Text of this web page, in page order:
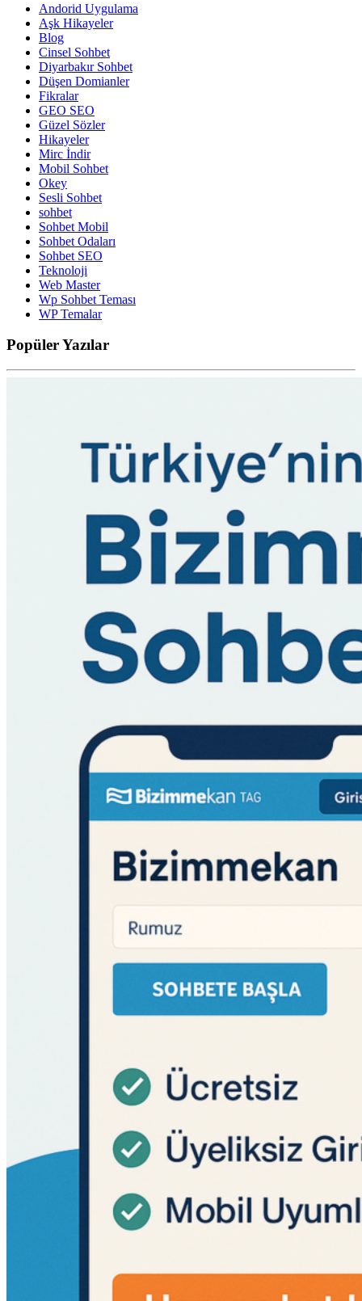
Andorid Uygulama
Aşk Hikayeler
Blog
Cinsel Sohbet
Diyarbakır Sohbet
Düşen Domianler
Fikralar
GEO SEO
Güzel Sözler
Hikayeler
Mirc İndir
Mobil Sohbet
Okey
Sesli Sohbet
sohbet
Sohbet Mobil
Sohbet Odaları
Sohbet SEO
Teknoloji
Web Master
Wp Sohbet Teması
WP Temalar
PopülerYazılar